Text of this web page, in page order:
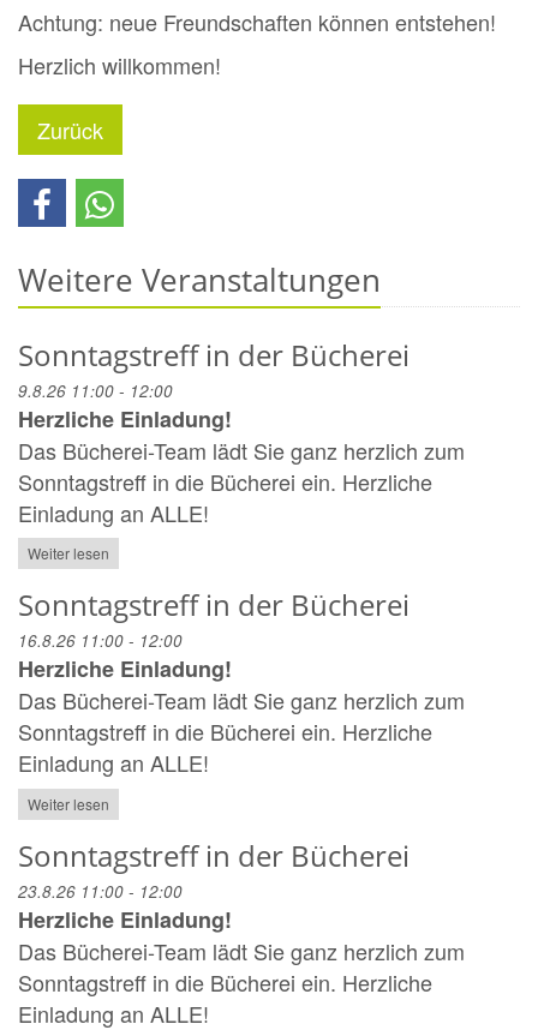
Achtung: neue Freundschaften können entstehen!
Herzlich willkommen!
Zurück
Weitere Veranstaltungen
Sonntagstreff in der Bücherei
9.8.26 11:00 - 12:00
Herzliche Einladung!
Das Bücherei-Team lädt Sie ganz herzlich zum
Sonntagstreff in die Bücherei ein. Herzliche
Einladung an ALLE!
Weiter lesen
Sonntagstreff in der Bücherei
16.8.26 11:00 - 12:00
Herzliche Einladung!
Das Bücherei-Team lädt Sie ganz herzlich zum
Sonntagstreff in die Bücherei ein. Herzliche
Einladung an ALLE!
Weiter lesen
Sonntagstreff in der Bücherei
23.8.26 11:00 - 12:00
Herzliche Einladung!
Das Bücherei-Team lädt Sie ganz herzlich zum
Sonntagstreff in die Bücherei ein. Herzliche
Einladung an ALLE!